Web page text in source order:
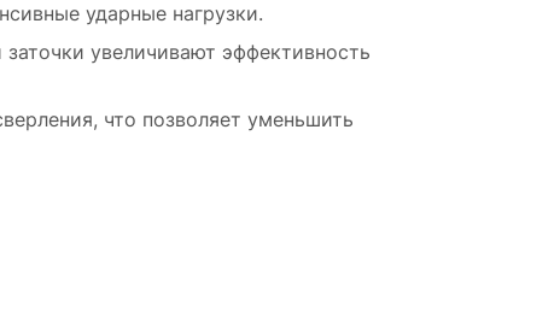
ударные нагрузки.
увеличивают эффективность
что позволяет уменьшить